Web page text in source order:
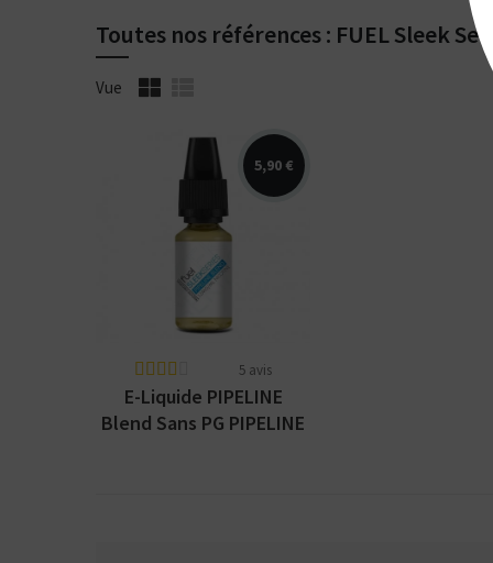
Toutes nos références : FUEL Sleek
Vue
5,90 €
Arômes : blond,
noisette, vanille.
PIPELINE Sleek Series.
E-liquide disponible en
10 et 50ml.
5 avis
E-Liquide PIPELINE
Blend Sans PG PIPELINE